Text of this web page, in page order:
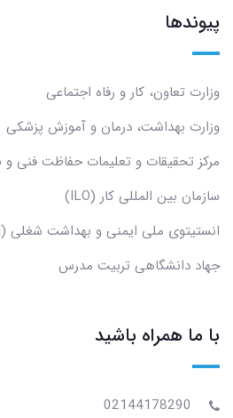
پیوندها
وزارت تعاون، کار و رفاه اجتماعی
وزارت بهداشت، درمان و آموزش پزشکی
مرکز تحقیقات و تعلیمات حفاظت فنی و
سازمان بین المللی کار (ILO)
انستیتوی ملی ایمنی و بهداشت شغلی (NIOSH)
جهاد دانشگاهی تربیت مدرس
با ما همراه باشید
02144178290